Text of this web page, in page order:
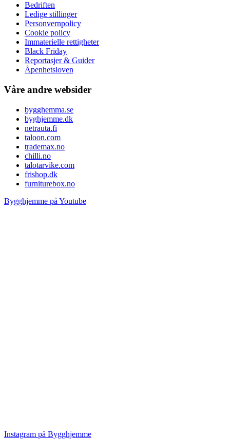
Bedriften
Ledige stillinger
Personvernpolicy
Cookie policy
Immaterielle rettigheter
Black Friday
Reportasjer & Guider
Åpenhetsloven
Våre andre websider
bygghemma.se
byghjemme.dk
netrauta.fi
taloon.com
trademax.no
chilli.no
talotarvike.com
frishop.dk
furniturebox.no
Bygghjemme på Youtube
Instagram på Bygghjemme